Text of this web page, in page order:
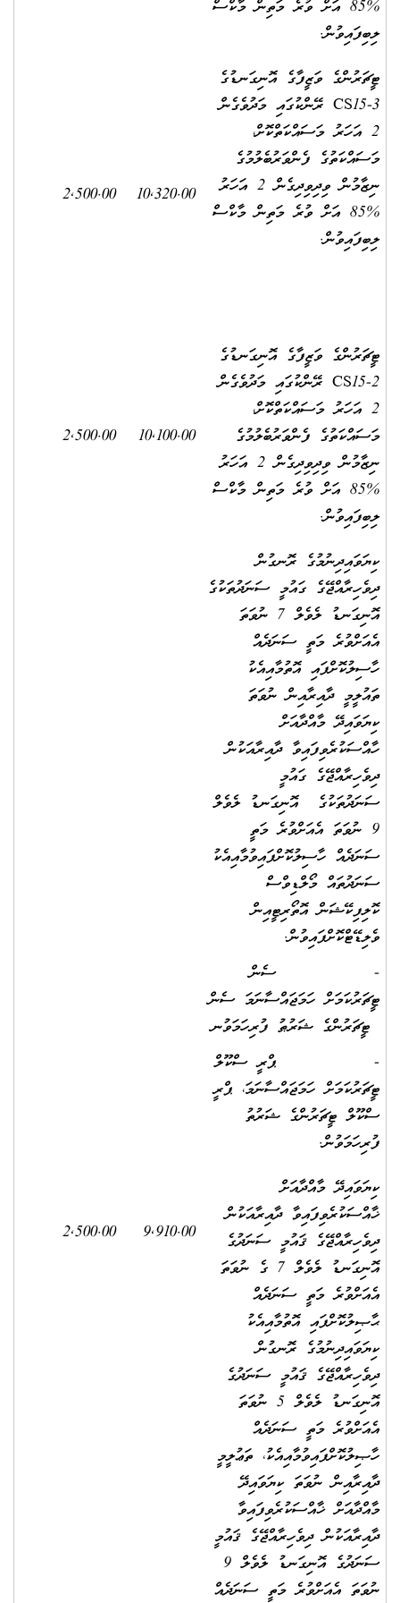
%85 އަށް ވުރެ މަތިން މާކްސް
ލިބިފައިވުން.
ޓީޗަރުންގެ ވަޒީފާގެ އޮނިގަނޑުގެ
CS15-3 ރޭންކުގައި މަދުވެގެން
2 އަހަރު މަސައްކަތްކޮށް،
މަސައްކަތުގެ ފެންވަރުބެލުމުގެ
ނިޒާމުން ވިދިވިދިގެން 2 އަހަރު
%85 އަށް ވުރެ މަތިން މާކްސް
ލިބިފައިވުން.
10,320.00
2,500.00
ޓީޗަރުންގެ ވަޒީފާގެ އޮނިގަނޑުގެ
CS15-2 ރޭންކުގައި މަދުވެގެން
2 އަހަރު މަސައްކަތްކޮށް،
މަސައްކަތުގެ ފެންވަރުބެލުމުގެ
ނިޒާމުން ވިދިވިދިގެން 2 އަހަރު
%85 އަށް ވުރެ މަތިން މާކްސް
ލިބިފައިވުން.
10,100.00
2,500.00
ކިޔަވައިދިނުމުގެ ރޮނގުން
ދިވެހިރާއްޖޭގެ ގައުމީ ސަނަދުތަކުގެ
އޮނިގަނޑު ލެވެލް 7 ނުވަތަ
އެއަށްވުރެ މަތީ ސަނަދެއް
ހާސިލުކޮށްފައި އޮތުމާއިއެކު
ތައުލީމީ ދާއިރާއިން ނުވަތަ
ކިޔަވައިދޭ މާއްދާއަށް
ހާއްސަކުރެވިފައިވާ ދާއިރާއަކުން
ދިވެހިރާއްޖޭގެ ގައުމީ
ސަނަދުތަކުގެ އޮނިގަނޑު ލެވެލް
9 ނުވަތަ އެއަށްވުރެ މަތީ
ސަނަދެއް ހާސިލުކޮށްފައިވުމާއިއެކު
ސަނަދުތައް މޯލްޑިވްސް
ކޮލިފިކޭޝަން އޮތޯރިޓީއިން
ވެލިޑޭޓްކޮށްފައިވުން.
- ސެން
ޓީޗަރުކަމަށް ހަމަޖައްސާނަމަ ސެން
ޓީޗަރުންގެ ޝަރުޠު ފުރިހަމަވުނ
- ޕްރީ ސްކޫލް
ޓީޗަރުކަމަށް ހަމަޖައްސާނަމަ، ޕްރީ
ސްކޫލް ޓީޗަރުންގެ ޝަރުތު
ފުރިހަމަވުން.
9,910.00
2,500.00
ކިޔަވައިދޭ މާއްދާއަށް
ޚާއްސަކުރެވިފައިވާ ދާއިރާއަކުން
ދިވެހިރާއްޖޭގެ ޤައުމީ ސަނަދުގެ
އޮނިގަނޑު ލެވެލް 7 ގެ ނުވަތަ
އެއަށްވުރެ މަތީ ސަނަދެއް
ޙާޞިލުކޮށްފައި އޮތުމާއިއެކު
ކިޔަވައިދިނުމުގެ ރޮނގުން
ދިވެހިރާއްޖޭގެ ޤައުމީ ސަނަދުގެ
އޮނިގަނޑު ލެވެލް 5 ނުވަތަ
އެއަށްވުރެ މަތީ ސަނަދެއް
ހާޞިލުކޮށްފައިވުމާއިއެކު، ތަޢުލީމީ
ދާއިރާއިން ނުވަތަ ކިޔަވައިދޭ
މާއްދާއަށް ޚާއްސަކުރެވިފައިވާ
ދާއިރާއަކުން ދިވެހިރާއްޖޭގެ ޤައުމީ
ސަނަދުގެ އޮނިގަނޑު ލެވެލް 9
ނުވަތަ އެއަށްވުރެ މަތީ ސަނަދެއް